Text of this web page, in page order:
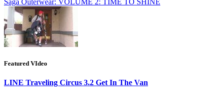
Featured VIdeo
LINE Traveling Circus 3.2 Get In The Van